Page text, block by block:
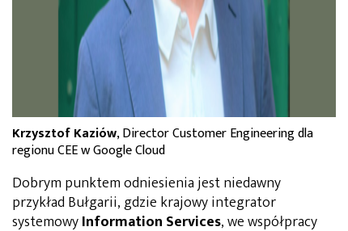
Krzysztof Kaziów, Director Customer Engineering dla
regionu CEE w Google Cloud
Dobrym punktem odniesienia jest niedawny
przykład Bułgarii, gdzie krajowy integrator
systemowyInformation Services, we współpracy